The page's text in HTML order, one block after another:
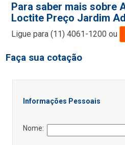
Para saber mais sobre
Loctite Preço Jardim
Ligue para(11) 4061-1200 ou
Faça sua cotação
Informações Pessoais
Nome: